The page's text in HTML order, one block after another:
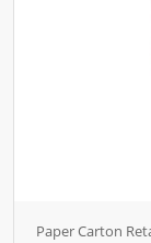
Paper Carton